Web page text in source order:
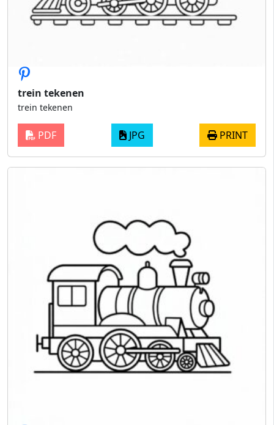
trein tekenen
trein tekenen
PDF JPG PRINT